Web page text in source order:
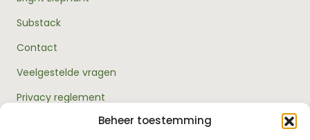
Beheer toestemming
Substack
Contact
Veelgestelde vragen
Privacy reglement
Algemene voorwaarden